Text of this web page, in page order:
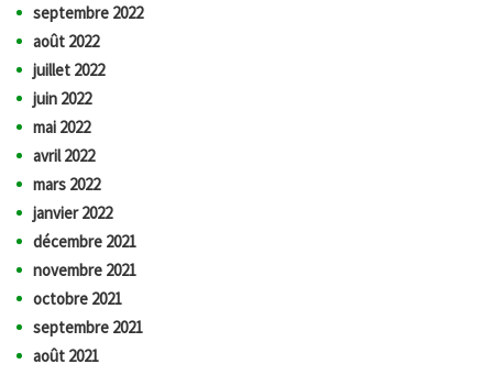
septembre 2022
août 2022
juillet 2022
juin 2022
mai 2022
avril 2022
mars 2022
janvier 2022
décembre 2021
novembre 2021
octobre 2021
septembre 2021
août 2021